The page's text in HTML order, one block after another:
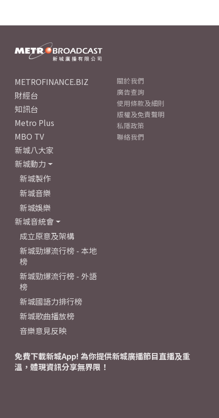
METROFINANCE.BIZ
財經台
知訊台
Metro Plus
MBO TV
新城八大家
新城動力
新城製作
新城音樂
新城娛樂
新城音統會
成立原意及架構
新城勁爆流行榜 - 本地
榜
新城勁爆流行榜 - 外語
榜
新城國語力排行榜
新城歌曲播放榜
音樂意見反映
關於我們
廣告查詢
使用條款及細則
版權及免責聲明
私隱政策
聯絡我們
免費下載新城App! 為你提供新城廣播節目直播及重
溫，體現資訊分享無界限！